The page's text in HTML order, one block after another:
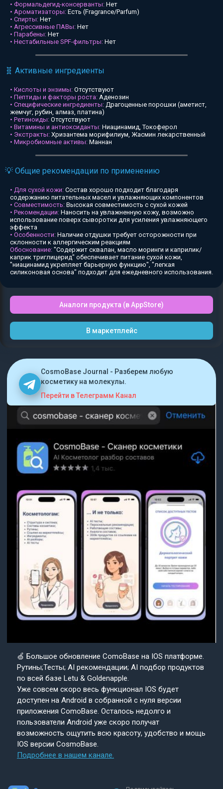
• Формальдегид-консерванты: Нет
• Ароматизаторы: Есть (Fragrance/Parfum)
• Спирты: Нет
• Агрессивные ПАВы: Нет
• Парабены: Нет
• Нестабильные SPF-фильтры: Нет
🧬 Активные ингредиенты
• Кислоты и энзимы: Отсутствуют
• Пептиды и факторы роста: Аденозин
• Специфические ингредиенты: Драгоценные порошки (аметист,
жемчуг, рубин, алмаз, платина)
• Ретиноиды: Отсутствуют
• Витамины и антиоксиданты: Ниацинамид, Токоферол
• Экстракты: Хризантема морифилиум, Жасмин лекарственный
• Микробиомные активы: Маннан
💡 Общие рекомендации по применению
• Для сухой кожи: Состав хорошо подходит благодаря
содержанию питательных масел и увлажняющих компонентов
• Совместимость: Высокая совместимость с сухой кожей
• Рекомендации: Наносить на увлажненную кожу, возможно
использование поверх сыворотки для усиления увлажняющего
эффекта
• Особенности: Наличие отдушки требует осторожности при
склонности к аллергическим реакциям
Обоснование: "Содержит сквалан, масло моринги и каприлик/
каприк триглицерид" обеспечивает питание сухой кожи,
"ниацинамид укрепляет барьерную функцию", "легкая
силиконовая основа" подходит для ежедневного использования.
Аналоги продукта (в AppStore)
В маркетплейс
CosmoBase Journal - Разберем любую
косметику на молекулы.
Перейти в Телеграмм Канал
🍏 Большое обновление ComoBase на IOS платформе.
Рутины;Тесты; AI рекомендации; AI подбор продуктов
по всей базе Letu & Goldenapple.
Уже совсем скоро весь функционал IOS будет
доступен на Android в собранной с нуля версии
приложения ComoBase. Осталось недолго и
пользователи Android уже скоро получат
возможность ощутить всю красоту, удобство и мощь
IOS версии CosmoBase.
Подробнее в нашем канале.